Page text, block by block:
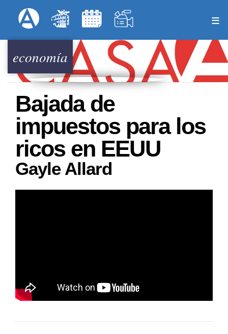
al
principal
Menú Superior
economía
Bajada de
impuestos para los
ricos en EEUU
Gayle Allard